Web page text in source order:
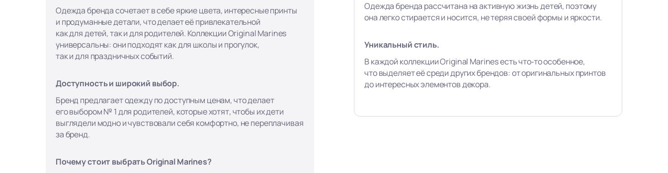
Одежда бренда сочетает в себе яркие цвета, интересные принты
и продуманные детали, что делает её привлекательной
как для детей, так и для родителей. Коллекции Original Marines
универсальны: они подходят как для школы и прогулок,
так и для праздничных событий.
Доступность и широкий выбор.
Бренд предлагает одежду по доступным ценам, что делает
его выбором № 1 для родителей, которые хотят, чтобы их дети
выглядели модно и чувствовали себя комфортно, не переплачивая
за бренд.
Почему стоит выбрать Original Marines?
Одежда бренда рассчитана на активную жизнь детей, поэтому
она легко стирается и носится, не теряя своей формы и яркости.
Уникальный стиль.
В каждой коллекции Original Marines есть что‑то особенное,
что выделяет её среди других брендов: от оригинальных принтов
до интересных элементов декора.